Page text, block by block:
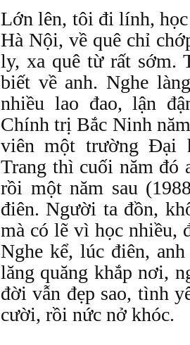
Lớn lên, tôi đi lính,
Hà Nội, về quê chỉ
ly, xa quê từ rất sớm.
biết về anh. Nghe
nhiều lao đao, lận
Chính trị Bắc Ninh
viên một trường Đại
Trang thì cuối năm đó
rồi một năm sau
điên. Người ta đồn,
mà có lẽ vì học nhiều,
Nghe kể, lúc điên,
lăng quăng khắp nơi,
đời vẫn đẹp sao, tình
cười, rồi nức nở khóc.